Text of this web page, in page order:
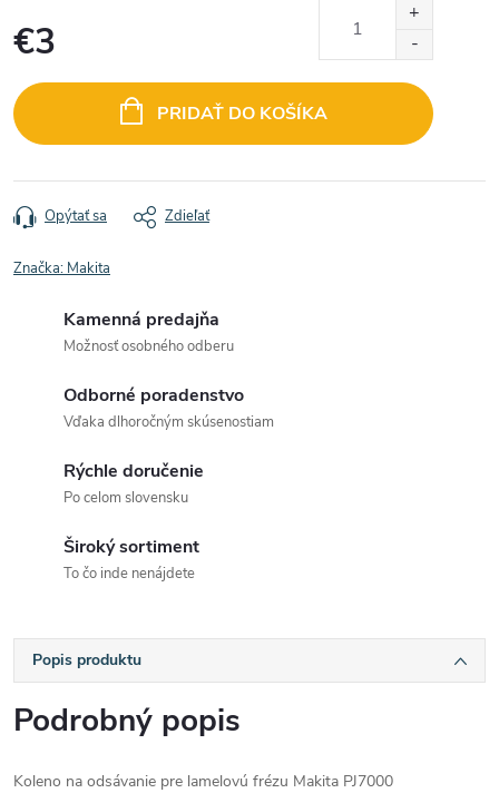
€3
cena:
PRIDAŤ DO KOŠÍKA
Opýtať sa Zdieľať
Značka: Makita
Kamenná predajňa
Možnosť osobného odberu
Odborné poradenstvo
Vďaka dlhoročným skúsenostiam
Rýchle doručenie
Po celom slovensku
Široký sortiment
To čo inde nenájdete
Popis produktu
Podrobný popis
Koleno na odsávanie pre lamelovú frézu Makita PJ7000